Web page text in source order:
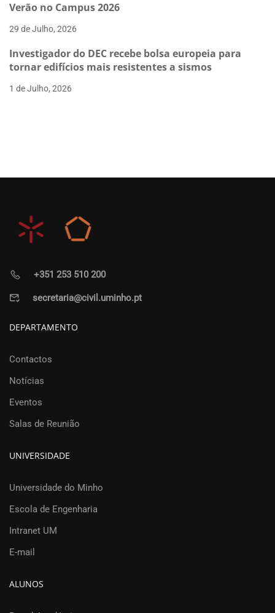
Verão no Campus 2026
29 de Julho, 2026
Investigador do DEC recebe bolsa europeia para
tornar edifícios mais resistentes a sismos
1 de Julho, 2026
+351 253 510 200
secretaria@civil.uminho.pt
DEPARTAMENTO
Contactos
Notícias
Eventos
Salas de Reunião
UNIVERSIDADE
Universidade do Minho
Escola de Engenharia
Intranet UM
E-mail
ALUNOS